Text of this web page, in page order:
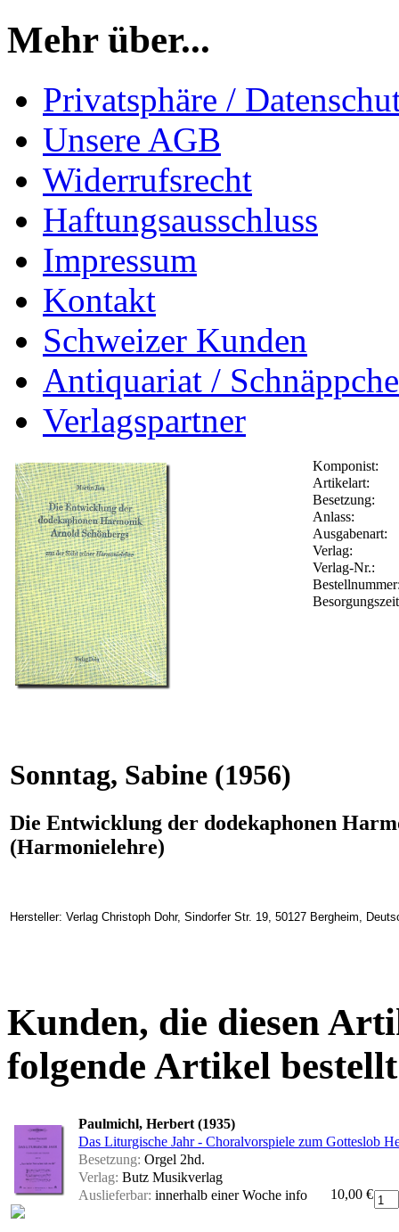
Mehr über...
Privatsphäre /
Unsere AGB
Widerrufsrecht
Haftungsausschluss
Impressum
Kontakt
Schweizer Kunden
Antiquariat /
Verlagspartner
Komponist:
Artikelart:
Besetzung:
Anlass:
Ausgabenart:
Verlag:
Verlag-Nr.:
Sonntag, Sabine (1956)
Die Entwicklung der dodekaphonen
(Harmonielehre)
Hersteller: Verlag Christoph Dohr, Sindorfer Str. 19, 50127 Bergheim,
Kunden, die diesen
folgende Artikel
Paulmichl, Herbert (1935)
Das Liturgische Jahr - Choralvorspiele zum Gotteslob
Besetzung: Orgel 2hd.
Verlag: Butz Musikverlag
Auslieferbar: innerhalb einer Woche info 10,00 €